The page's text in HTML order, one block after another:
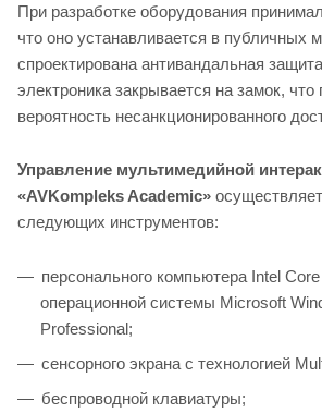
При разработке оборудования
что оно устанавливается в публичных
спроектирована антивандальная
электроника закрывается на замок,
вероятность несанкционированного
Управление мультимедийной
«AVKompleks Academic»
следующих инструментов:
персонального компьютера Intel
операционной системы Microsoft
Professional;
сенсорного экрана с технологией
беспроводной клавиатуры;